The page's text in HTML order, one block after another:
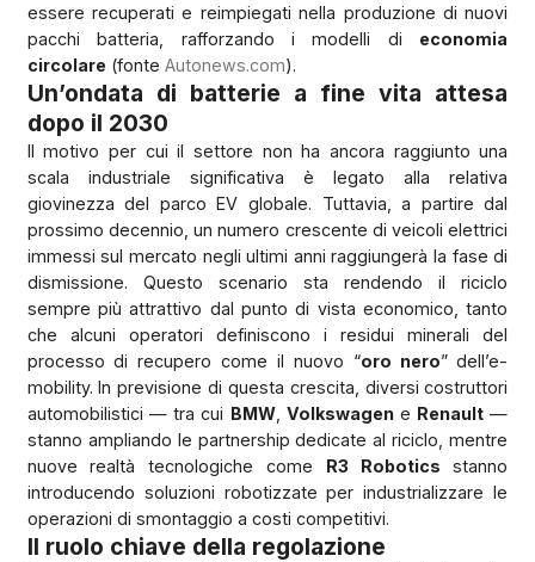
essere recuperati e reimpiegati nella produzione di nuovi
pacchi batteria, rafforzando i modelli di economia
circolare (fonte Autonews.com).
Un’ondata di batterie a fine vita attesa
dopo il 2030
Il motivo per cui il settore non ha ancora raggiunto una
scala industriale significativa è legato alla relativa
giovinezza del parco EV globale. Tuttavia, a partire dal
prossimo decennio, un numero crescente di veicoli elettrici
immessi sul mercato negli ultimi anni raggiungerà la fase di
dismissione. Questo scenario sta rendendo il riciclo
sempre più attrattivo dal punto di vista economico, tanto
che alcuni operatori definiscono i residui minerali del
processo di recupero come il nuovo “oro nero” dell’e-
mobility. In previsione di questa crescita, diversi costruttori
automobilistici — tra cui BMW, Volkswagene Renault —
stanno ampliando le partnership dedicate al riciclo, mentre
nuove realtà tecnologiche come R3 Robotics stanno
introducendo soluzioni robotizzate per industrializzare le
operazioni di smontaggio a costi competitivi.
Il ruolo chiave della regolazione